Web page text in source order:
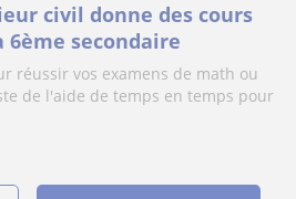
civil donne des cours
secondaire
réussir vos examens de math ou
de l'aide de temps en temps pour